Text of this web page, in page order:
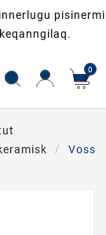
pisinermi
0
Voss